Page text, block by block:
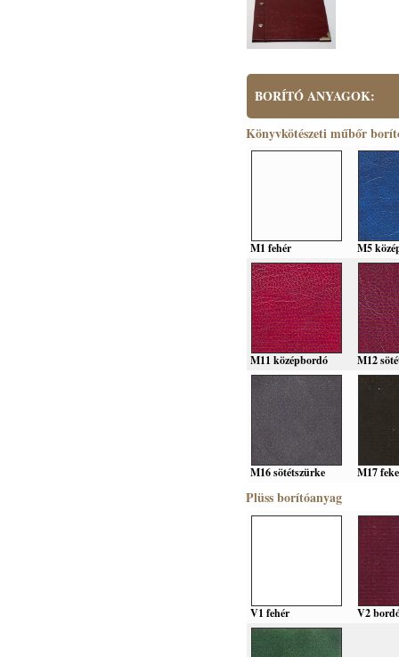
BORÍTÓ ANYAGOK:
Könyvkötészeti műbőr
M1 fehér M5
M11 középbordó M12
M16 sötétszürke M17
Plüss borítóanyag
V1 fehér V2